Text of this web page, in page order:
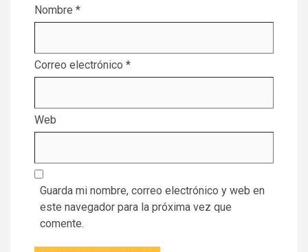
Nombre *
Correo electrónico *
Web
Guarda mi nombre, correo electrónico y web en
este navegador para la próxima vez que
comente.